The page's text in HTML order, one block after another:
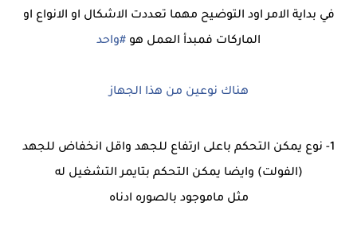
في بداية الامر اود التوضيح مهما تعددت الاشكال او الانواع او
الماركات فمبدأ العمل هو #واحد
هناك نوعين من هذا الجهاز
1- نوع يمكن التحكم باعلى ارتفاع للجهد واقل انخفاض للجهد
(الفولت) وايضا يمكن التحكم بتايمر التشغيل له
مثل ماموجود بالصوره ادناه